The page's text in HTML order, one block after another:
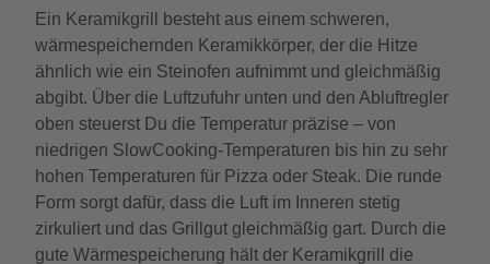
Ein Keramikgrill besteht aus einem schweren,
wärmespeichernden Keramikkörper, der die Hitze
ähnlich wie ein Steinofen aufnimmt und gleichmäßig
abgibt. Über die Luftzufuhr unten und den Abluftregler
oben steuerst Du die Temperatur präzise – von
niedrigen SlowCooking-Temperaturen bis hin zu sehr
hohen Temperaturen für Pizza oder Steak. Die runde
Form sorgt dafür, dass die Luft im Inneren stetig
zirkuliert und das Grillgut gleichmäßig gart. Durch die
gute Wärmespeicherung hält der Keramikgrill die